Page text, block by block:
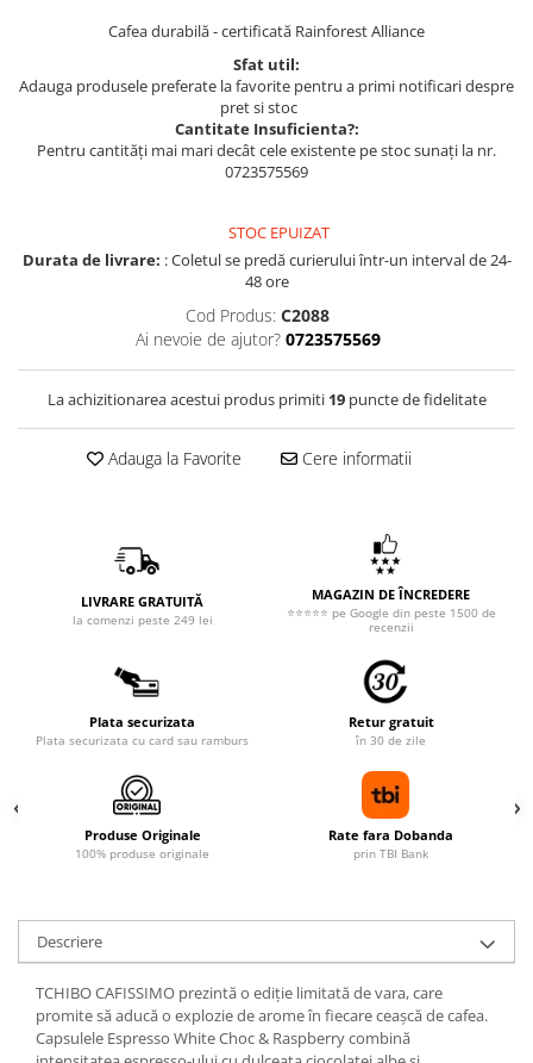
Cafea durabilă - certificată Rainforest Alliance
Sfat util:
Adauga produsele preferate la favorite pentru a primi notificari despre
pret si stoc
Cantitate Insuficienta?:
Pentru cantități mai mari decât cele existente pe stoc sunați la nr.
0723575569
STOC EPUIZAT
Durata de livrare: : Coletul se predă curierului într-un interval de 24-
48 ore
Cod Produs: C2088
Ai nevoie de ajutor? 0723575569
La achizitionarea acestui produs primiti 19puncte de fidelitate
Adauga la Favorite Cere informatii
LIVRARE GRATUITĂ
la comenzi peste 249 lei
MAGAZIN DE ÎNCREDERE
⭐⭐⭐⭐⭐ pe Google din peste 1500 de
recenzii
Plata securizata
Plata securizata cu card sau ramburs
Retur gratuit
în 30 de zile
Produse Originale
100% produse originale
Rate fara Dobanda
prin TBI Bank
Descriere
TCHIBO CAFISSIMO prezintă o ediție limitată de vara, care
promite să aducă o explozie de arome în fiecare ceașcă de cafea.
Capsulele Espresso White Choc & Raspberry combină